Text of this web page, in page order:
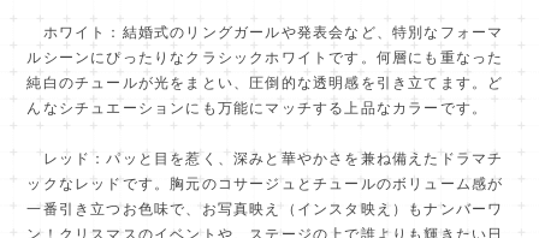
ホワイト：結婚式のリングガールや発表会など、特別なフォーマ
ルシーンにぴったりなクラシックホワイトです。何層にも重なった
純白のチュールが光をまとい、圧倒的な透明感を引き立てます。ど
んなシチュエーションにも万能にマッチする上品なカラーです。
レッド：パッと目を惹く、深みと華やかさを兼ね備えたドラマチ
ックなレッドです。胸元のコサージュとチュールのボリューム感が
一番引き立つお色味で、お写真映え（インスタ映え）もナンバーワ
ン！クリスマスのイベントや、ステージの上で誰よりも輝きたい日